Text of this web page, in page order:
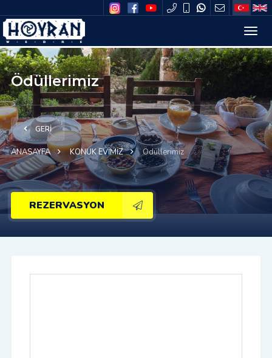
Ödüllerimiz
GERİ
ANASAYFA KONUK EVİMİZ Ödüllerimiz
REZERVASYON